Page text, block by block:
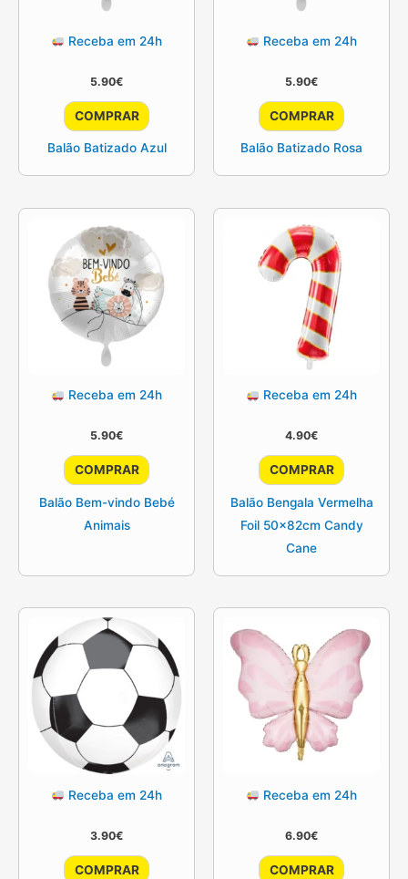
Receba em 24h
5.90€
COMPRAR
Balão Batizado Azul
Receba em 24h
5.90€
COMPRAR
Balão Batizado Rosa
Receba em 24h
5.90€
COMPRAR
Balão Bem-vindo Bebé
Animais
Receba em 24h
4.90€
COMPRAR
Balão Bengala Vermelha
Foil 50x82cm Candy
Cane
Receba em 24h
3.90€
COMPRAR
Receba em 24h
6.90€
COMPRAR